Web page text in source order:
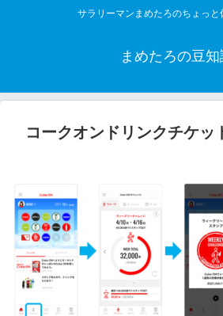
サラリーマンまめたろのちょっと
まめたろの豆知
コークオンドリンクチケッ